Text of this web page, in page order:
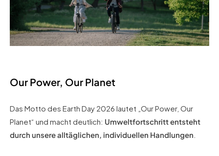
Our Power, Our Planet
Das Motto des Earth Day 2026 lautet „Our Power, Our
Planet“ und macht deutlich: Umweltfortschritt entsteht
durch unsere alltäglichen, individuellen Handlungen